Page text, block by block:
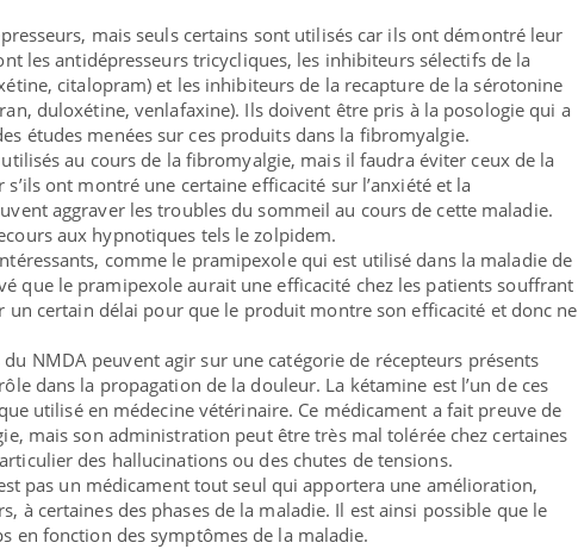
mais seuls certains sont utilisés car ils ont démontré leur
les antidépresseurs tricycliques, les inhibiteurs sélectifs de la
citalopram) et les inhibiteurs de la recapture de la sérotonine
duloxétine, venlafaxine). Ils doivent être pris à la posologie qui a
études menées sur ces produits dans la fibromyalgie.
au cours de la fibromyalgie, mais il faudra éviter ceux de la
ont montré une certaine efficacité sur l’anxiété et la
aggraver les troubles du sommeil au cours de cette maladie.
aux hypnotiques tels le zolpidem.
comme le pramipexole qui est utilisé dans la maladie de
que le pramipexole aurait une efficacité chez les patients souffrant
un certain délai pour que le produit montre son efficacité et donc ne
NMDA peuvent agir sur une catégorie de récepteurs présents
dans la propagation de la douleur. La kétamine est l’un de ces
utilisé en médecine vétérinaire. Ce médicament a fait preuve de
mais son administration peut être très mal tolérée chez certaines
des hallucinations ou des chutes de tensions.
pas un médicament tout seul qui apportera une amélioration,
à certaines des phases de la maladie. Il est ainsi possible que le
en fonction des symptômes de la maladie.